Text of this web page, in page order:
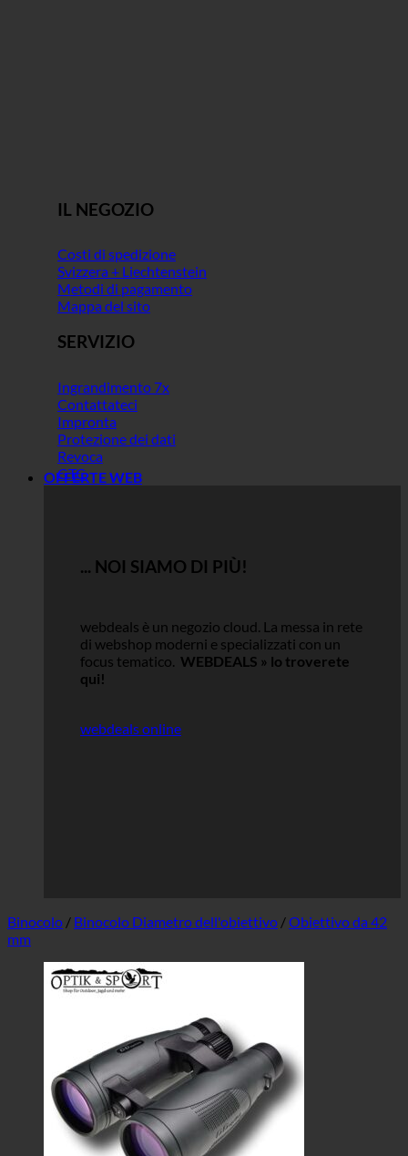
IL NEGOZIO
Costi di spedizione
Svizzera + Liechtenstein
Metodi di pagamento
Mappa del sito
SERVIZIO
Ingrandimento 7x
Contattateci
Impronta
Protezione dei dati
Revoca
GTC
OFFERTE WEB
... NOI SIAMO DI PIÙ!
webdeals è un negozio cloud. La messa in rete
di webshop moderni e specializzati con un
focus tematico. WEBDEALS » lo troverete
qui!
webdeals online
Binocolo / Binocolo Diametro dell'obiettivo /Obiettivo da 42
mm